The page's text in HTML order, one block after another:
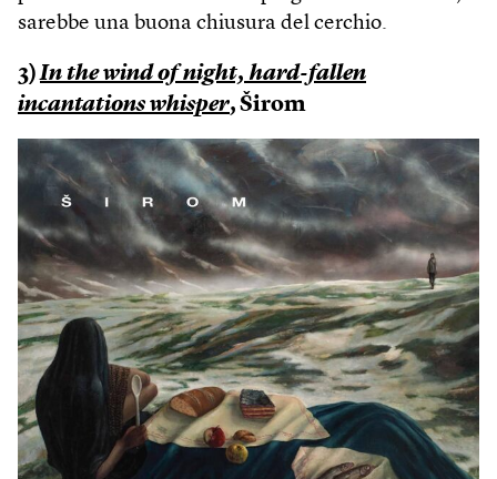
sarebbe una buona chiusura del cerchio.
3)In the wind of night, hard-fallen
incantations whisper, Širom